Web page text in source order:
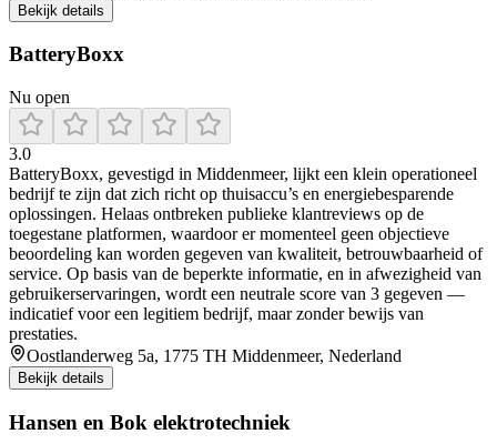
Bekijk details
BatteryBoxx
Nu open
3.0
BatteryBoxx, gevestigd in Middenmeer, lijkt een klein operationeel
bedrijf te zijn dat zich richt op thuisaccu’s en energiebesparende
oplossingen. Helaas ontbreken publieke klantreviews op de
toegestane platformen, waardoor er momenteel geen objectieve
beoordeling kan worden gegeven van kwaliteit, betrouwbaarheid of
service. Op basis van de beperkte informatie, en in afwezigheid van
gebruikerservaringen, wordt een neutrale score van 3 gegeven —
indicatief voor een legitiem bedrijf, maar zonder bewijs van
prestaties.
Oostlanderweg 5a, 1775 TH Middenmeer, Nederland
Bekijk details
Hansen en Bok elektrotechniek